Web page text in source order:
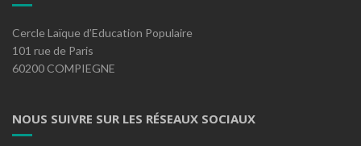
Cercle Laïque d’Education Populaire
101 rue de Paris
60200 COMPIEGNE
NOUS SUIVRE SUR LES RÉSEAUX SOCIAUX